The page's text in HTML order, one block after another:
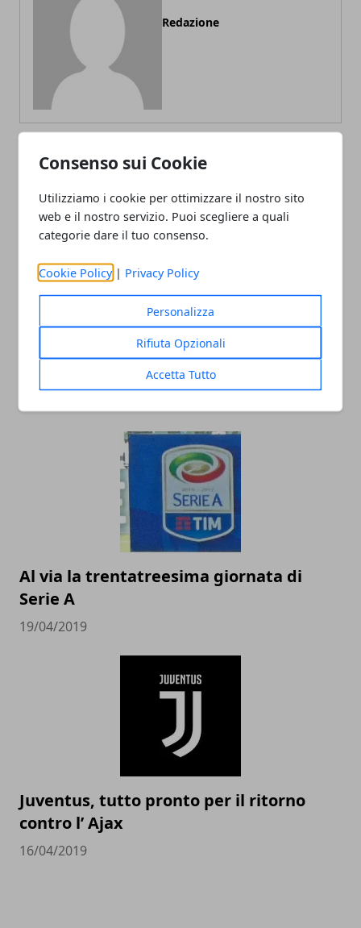
Consenso sui Cookie
Utilizziamo i cookie per ottimizzare il nostro sito
web e il nostro servizio. Puoi scegliere a quali
categorie dare il tuo consenso.
Cookie Policy | Privacy Policy
Personalizza
Rifiuta Opzionali
Accetta Tutto
Redazione
ARTICOLI CORRELATI
L'importanza della manutenzione per
un campo sportivo
Al via la trentatreesima giornata di
Serie A
19/04/2019
Juventus, tutto pronto per il ritorno
contro l’ Ajax
16/04/2019